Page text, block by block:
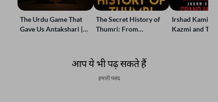
The Urdu Game That
Gave Us Antakshari |
The Secret History of
Thumri: From
Irshad Kamil,
Kazmi and
आप ये भी पढ़ सकते हैं
हमारी पसंद